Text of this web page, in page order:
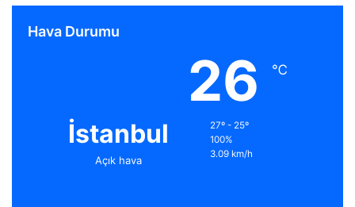
Hava Durumu
İstanbul
Açık hava
26 ℃
27º - 25º
100%
3.09 km/h